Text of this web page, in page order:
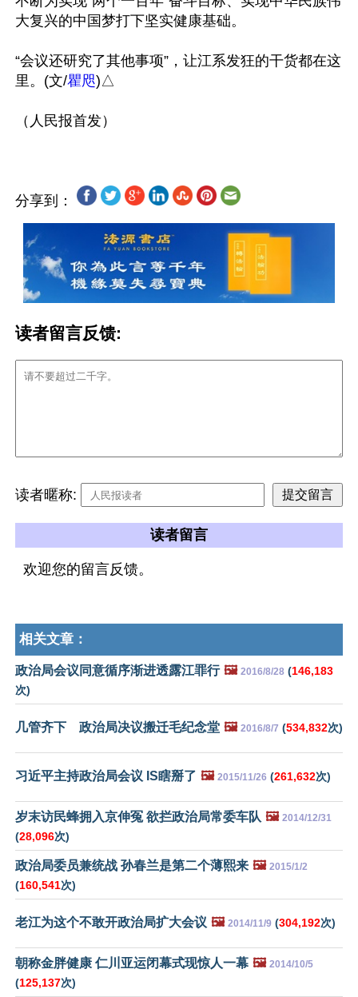
大复兴的中国梦打下坚实健康基础。
“会议还研究了其他事项”，让江系发狂的干货都在这
里。(文/瞿咫)△
分享到：
读者留言反馈:
读者暱称:
读者留言
欢迎您的留言反馈。
相关文章：
政治局会议同意循序渐进透露江罪行 🖼️ 2016/8/28 (146,183
次)
几管齐下 政治局决议搬迁毛纪念堂 🖼️ 2016/8/7 (534,832次)
习近平主持政治局会议 IS瞎掰了 🖼️ 2015/11/26 (261,632次)
岁末访民蜂拥入京伸冤 欲拦政治局常委车队 🖼️ 2014/12/31
(28,096次)
政治局委员兼统战 孙春兰是第二个薄熙来 🖼️ 2015/1/2
(160,541次)
老江为这个不敢开政治局扩大会议 🖼️ 2014/11/9 (304,192次)
朝称金胖健康 仁川亚运闭幕式现惊人一幕 🖼️ 2014/10/5
(125,137次)